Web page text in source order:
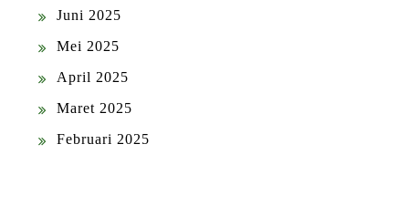
Juni 2025
Mei 2025
April 2025
Maret 2025
Februari 2025